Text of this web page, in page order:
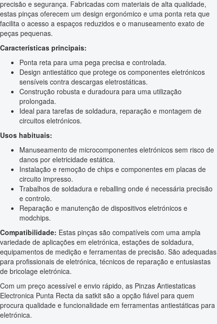
precisão e segurança. Fabricadas com materiais de alta qualidade,
estas pinças oferecem um design ergonómico e uma ponta reta que
facilita o acesso a espaços reduzidos e o manuseamento exato de
peças pequenas.
Características principais:
Ponta reta para uma pega precisa e controlada.
Design antiestático que protege os componentes eletrónicos
sensíveis contra descargas eletrostáticas.
Construção robusta e duradoura para uma utilização
prolongada.
Ideal para tarefas de soldadura, reparação e montagem de
circuitos eletrónicos.
Usos habituais:
Manuseamento de microcomponentes eletrónicos sem risco de
danos por eletricidade estática.
Instalação e remoção de chips e componentes em placas de
circuito impresso.
Trabalhos de soldadura e reballing onde é necessária precisão
e controlo.
Reparação e manutenção de dispositivos eletrónicos e
modchips.
Compatibilidade: Estas pinças são compatíveis com uma ampla
variedade de aplicações em eletrónica, estações de soldadura,
equipamentos de medição e ferramentas de precisão. São adequadas
para profissionais de eletrónica, técnicos de reparação e entusiastas
de bricolage eletrónica.
Com um preço acessível e envio rápido, as Pinzas Antiestaticas
Electronica Punta Recta da satkit são a opção fiável para quem
procura qualidade e funcionalidade em ferramentas antiestáticas para
eletrónica.